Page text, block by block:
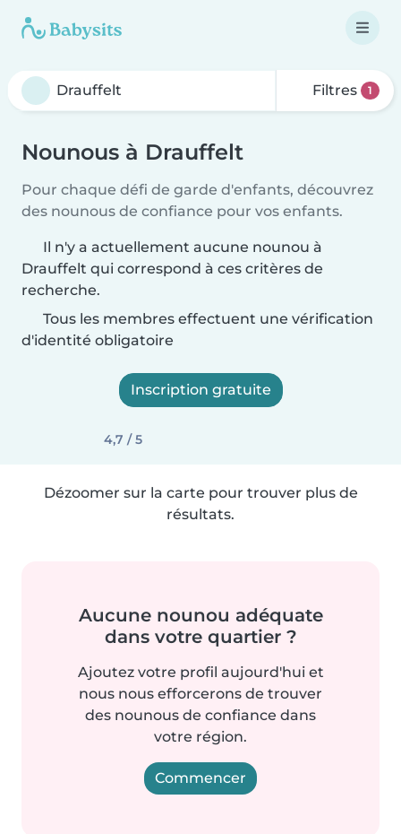
Filtres 1
Nounous à Drauffelt
Pour chaque défi de garde d'enfants, découvrez
des nounous de confiance pour vos enfants.
Il n'y a actuellement aucune nounou à
Drauffelt qui correspond à ces critères de
recherche.
Tous les membres effectuent une vérification
d'identité obligatoire
Inscription gratuite
4,7 / 5
Dézoomer sur la carte pour trouver plus de
résultats.
Aucune nounou adéquate
dans votre quartier ?
Ajoutez votre profil aujourd'hui et
nous nous efforcerons de trouver
des nounous de confiance dans
votre région.
Commencer